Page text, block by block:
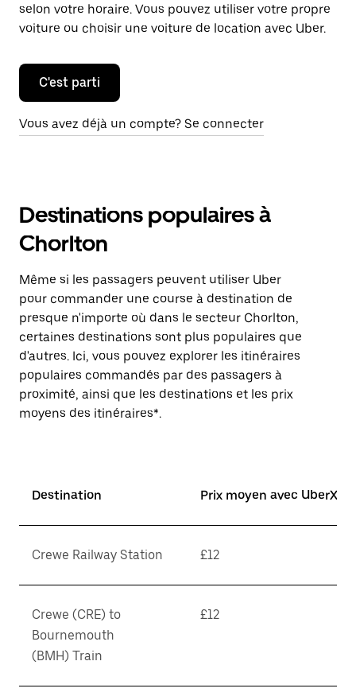
selon votre horaire. Vous pouvez utiliser votre propre
voiture ou choisir une voiture de location avec Uber.
C'est parti
Vous avez déjà un compte? Se connecter
Destinations populaires à
Chorlton
Même si les passagers peuvent utiliser Uber
pour commander une course à destination de
presque n'importe où dans le secteur Chorlton,
certaines destinations sont plus populaires que
d'autres. Ici, vous pouvez explorer les itinéraires
populaires commandés par des passagers à
proximité, ainsi que les destinations et les prix
moyens des itinéraires*.
Destination Prix moyen avec UberX*
Crewe Railway Station £12
Crewe (CRE) to
Bournemouth
(BMH) Train
£12